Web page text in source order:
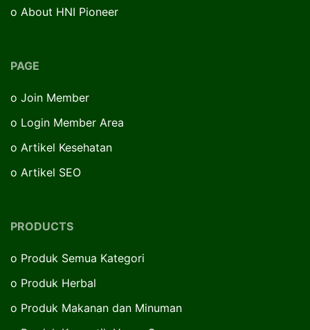
o About HNI Pioneer
PAGE
o Join Member
o Login Member Area
o Artikel Kesehatan
o Artikel SEO
PRODUCTS
o Produk Semua Kategori
o Produk Herbal
o Produk Makanan dan Minuman